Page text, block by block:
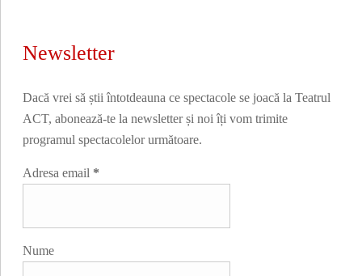
Newsletter
Dacă vrei să știi întotdeauna ce spectacole se joacă la Teatrul
ACT, abonează-te la newsletter și noi îți vom trimite
programul spectacolelor următoare.
Adresa email *
Nume